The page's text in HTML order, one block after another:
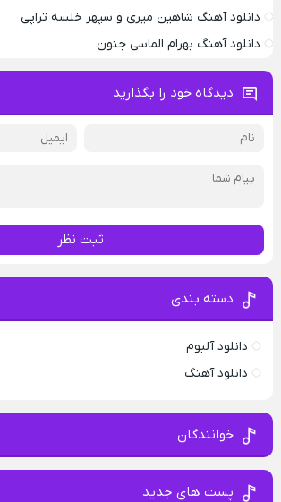
دانلود آهنگ شاهین میری و سپهر خلسه تراپی
دانلود آهنگ بهرام الماسی جنون
دیدگاه خود را بگذارید
ثبت نظر
دسته بندی
دانلود آلبوم
دانلود آهنگ
خوانندگان
پست های جدید